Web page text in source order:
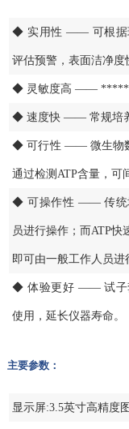
◆ 实用性 —— 可根据
评估预警，表面洁净度
◆ 灵敏度高 ——
◆ 速度快 —— 常规培养
◆ 可行性 —— 微生物数
通过检测ATP含量，可
◆ 可操作性 —— 传统
员进行操作；而ATP快
即可由一般工作人员进
◆ 体验更好 —— 试子
使用，延长仪器寿命。
主要参数：
显示屏:3.5英寸高精度